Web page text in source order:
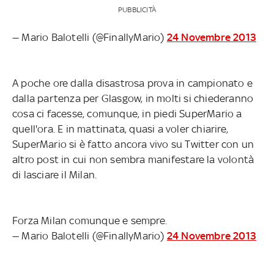
PUBBLICITÀ
— Mario Balotelli (@FinallyMario) 24 Novembre 2013
A poche ore dalla disastrosa prova in campionato e
dalla partenza per Glasgow, in molti si chiederanno
cosa ci facesse, comunque, in piedi SuperMario a
quell'ora. E in mattinata, quasi a voler chiarire,
SuperMario si è fatto ancora vivo su Twitter con un
altro post in cui non sembra manifestare la volontà
di lasciare il Milan.
Forza Milan comunque e sempre.
— Mario Balotelli (@FinallyMario) 24 Novembre 2013